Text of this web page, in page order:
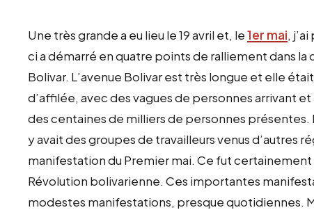
Une très grande a eu lieu le 19 avril et, le1er mai,
ci a démarré en quatre points de ralliement dans la
Bolivar. L’avenue Bolivar est très longue et elle
d’affilée, avec des vagues de personnes arrivant
des centaines de milliers de personnes présentes.
y avait des groupes de travailleurs venus d’autres
manifestation du Premier mai. Ce fut
Révolution bolivarienne. Ces importantes
modestes manifestations, presque quotidiennes.